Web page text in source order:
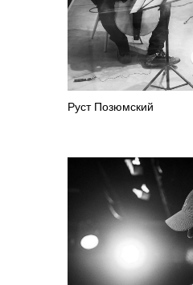
Руст Позюмский